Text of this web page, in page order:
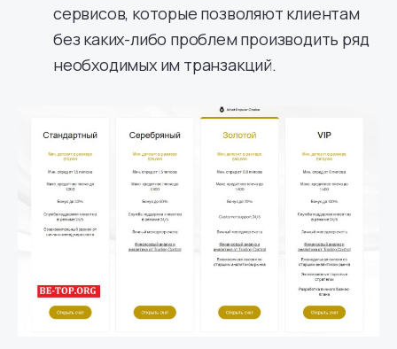
сервисов, которые позволяют клиентам
без каких-либо проблем производить ряд
необходимых им транзакций.